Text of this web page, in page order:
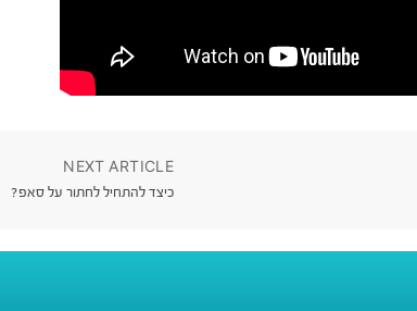
NEXT ARTICLE
כיצד להתחיל לחתור על סאפ?